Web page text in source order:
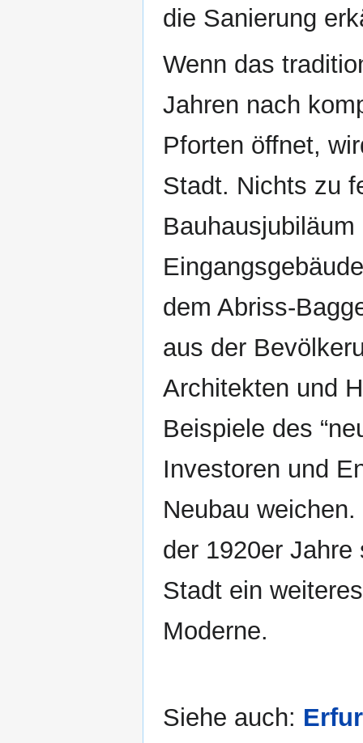
die Sanierung
Wenn das
Jahren nach
Pforten öffnet,
Stadt. Nichts zu
dem Abriss-
aus der
Architekten und
Beispiele des
Investoren und
Neubau
der 1920er
Stadt ein
Moderne.
Siehe auch: